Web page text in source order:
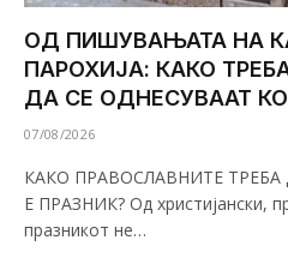
ОД ПИШУВАЊАТА НА
ПАРОХИЈА: КАКО
ДА СЕ ОДНЕСУВААТ
07/08/2026
КАКО ПРАВОСЛАВНИТЕ
Е ПРАЗНИК? Од христијански,
празникот не…